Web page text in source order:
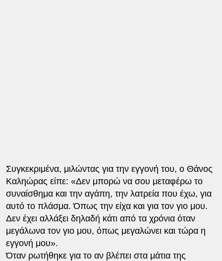
Συγκεκριμένα, μιλώντας για την εγγονή του, ο Θάνος
Καληώρας είπε: «Δεν μπορώ να σου μεταφέρω το
συναίσθημα και την αγάπη, την λατρεία που έχω, για
αυτό το πλάσμα. Όπως την είχα και για τον γιο μου.
Δεν έχει αλλάξει δηλαδή κάτι από τα χρόνια όταν
μεγάλωνα τον γιο μου, όπως μεγαλώνει και τώρα η
εγγονή μου».
Όταν ρωτήθηκε για το αν βλέπει στα μάτια της